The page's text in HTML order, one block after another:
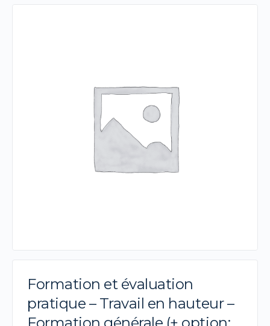
Formation et évaluation
pratique – Travail en hauteur –